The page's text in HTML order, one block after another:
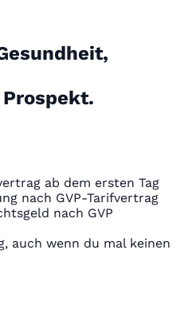
ab dem ersten Tag
nach GVP-Tarifvertrag
nach GVP
auch wenn du mal keinen